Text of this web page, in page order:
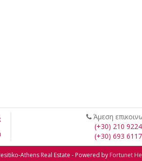
Άμεση
(+30) 210
(+30) 693
Athens Real Estate - Powered by Fortunet